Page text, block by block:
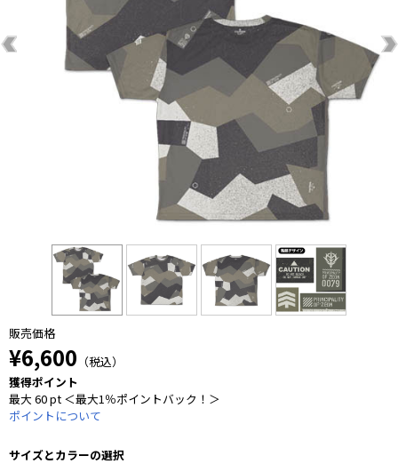
販売価格
¥6,600 （税込）
獲得ポイント
最大 60 pt ＜最大1％ポイントバック！＞
ポイントについて
サイズとカラーの選択